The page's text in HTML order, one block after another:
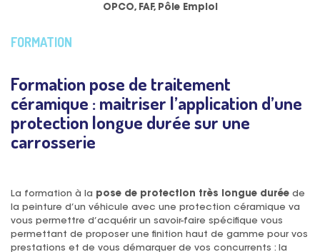
OPCO, FAF, Pôle Emploi
FORMATION
Formation pose de traitement
céramique : maitriser l’application d’une
protection longue durée sur une
carrosserie
La formation à la pose de protection très longue durée de
la peinture d’un véhicule avec une protection céramique va
vous permettre d’acquérir un savoir-faire spécifique vous
permettant de proposer une finition haut de gamme pour vos
prestations et de vous démarquer de vos concurrents : la